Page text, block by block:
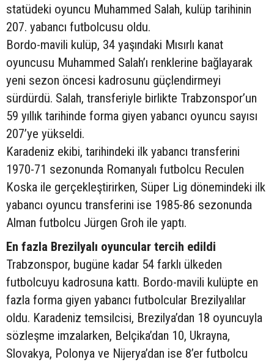
statüdeki oyuncu Muhammed Salah, kulüp tarihinin
207. yabancı futbolcusu oldu.
Bordo-mavili kulüp, 34 yaşındaki Mısırlı kanat
oyuncusu Muhammed Salah’ı renklerine bağlayarak
yeni sezon öncesi kadrosunu güçlendirmeyi
sürdürdü. Salah, transferiyle birlikte Trabzonspor’un
59 yıllık tarihinde forma giyen yabancı oyuncu sayısı
207’ye yükseldi.
Karadeniz ekibi, tarihindeki ilk yabancı transferini
1970-71 sezonunda Romanyalı futbolcu Reculen
Koska ile gerçekleştirirken, Süper Lig dönemindeki ilk
yabancı oyuncu transferini ise 1985-86 sezonunda
Alman futbolcu Jürgen Groh ile yaptı.
En fazla Brezilyalı oyuncular tercih edildi
Trabzonspor, bugüne kadar 54 farklı ülkeden
futbolcuyu kadrosuna kattı. Bordo-mavili kulüpte en
fazla forma giyen yabancı futbolcular Brezilyalılar
oldu. Karadeniz temsilcisi, Brezilya’dan 18 oyuncuyla
sözleşme imzalarken, Belçika’dan 10, Ukrayna,
Slovakya, Polonya ve Nijerya’dan ise 8’er futbolcu